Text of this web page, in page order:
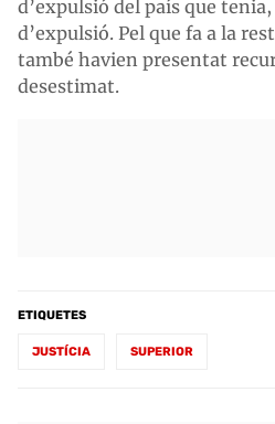
d’expulsió del país que
d’expulsió. Pel que fa a la
també havien presentat
desestimat.
ETIQUETES
JUSTÍCIA SUPERIOR